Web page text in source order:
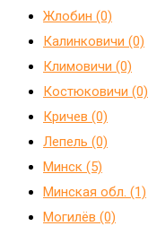
Жлобин (0)
Калинковичи (0)
Климовичи (0)
Костюковичи (0)
Кричев (0)
Лепель (0)
Минск (5)
Минская обл. (1)
Могилёв (0)